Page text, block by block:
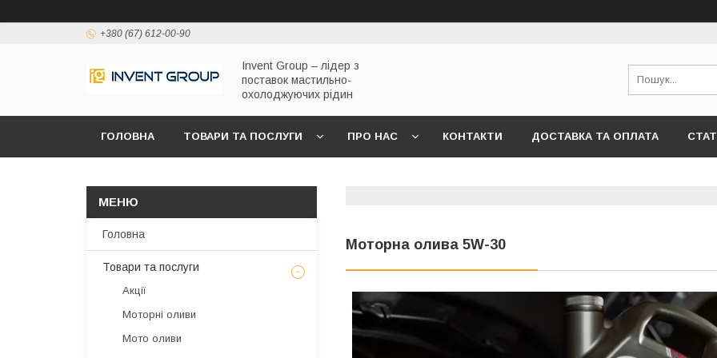
+380 (67) 612-00-90
Invent Group – лідер з
поставок мастильно-
охолоджуючих рідин
ГОЛОВНА ТОВАРИ ТА ПОСЛУГИ ПРО НАС КОНТАКТИ ДОСТАВКА ТА ОПЛАТА
Моторна олива 5W-30
Головна
Товари та послуги
Акції
Моторні оливи
Мото оливи